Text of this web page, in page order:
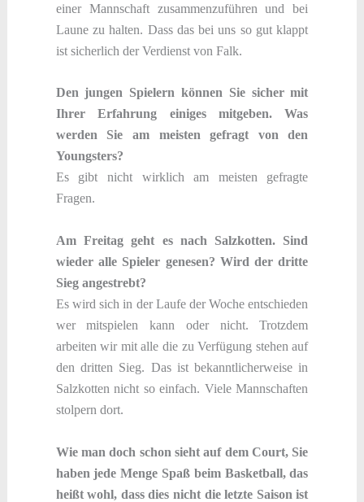
einer Mannschaft zusammenzuführen und bei
Laune zu halten. Dass das bei uns so gut klappt
ist sicherlich der Verdienst von Falk.
Den jungen Spielern können Sie sicher mit
Ihrer Erfahrung einiges mitgeben. Was
werden Sie am meisten gefragt von den
Youngsters?
Es gibt nicht wirklich am meisten gefragte
Fragen.
Am Freitag geht es nach Salzkotten. Sind
wieder alle Spieler genesen? Wird der dritte
Sieg angestrebt?
Es wird sich in der Laufe der Woche entschieden
wer mitspielen kann oder nicht. Trotzdem
arbeiten wir mit alle die zu Verfügung stehen auf
den dritten Sieg. Das ist bekanntlicherweise in
Salzkotten nicht so einfach. Viele Mannschaften
stolpern dort.
Wie man doch schon sieht auf dem Court, Sie
haben jede Menge Spaß beim Basketball, das
heißt wohl, dass dies nicht die letzte Saison ist